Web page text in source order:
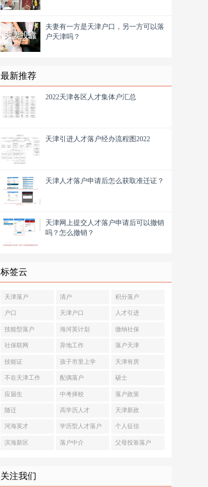
夫妻有一方是天津户口，另一方可以落
户天津吗？
最新推荐
2022天津各区人才集体户汇总
天津引进人才落户经办流程图2022
天津人才落户申请后怎么获取准迁证？
天津网上提交人才落户申请后可以撤销
吗？怎么撤销？
标签云
天津落户 清户 积分落户
户口 天津户口 人才引进
技能型落户 海河英计划 缴纳社保
社保联网 异地工作 落户天津
技能证 孩子市里上学 天津有房
不在天津工作 配偶落户 硕士
应届生 中考择校 落户政策
随迁 高学历人才 天津新政
河海英才 学历型人才落户 个人征信
滨海新区 落户中介 父母投靠落户
关注我们